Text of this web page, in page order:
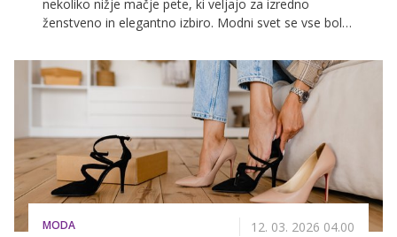
nekoliko nižje mačje pete, ki veljajo za izredno
ženstveno in elegantno izbiro. Modni svet se vse bolj
so prav ti subtilno privzdignjeni modeli postali tako
priljubljeni.
MODA 12. 03. 2026 04.00